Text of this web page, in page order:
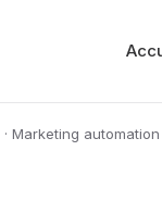
· Marketing automation